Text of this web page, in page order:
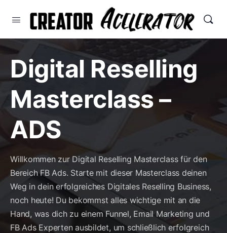
Digital Reselling
Masterclass –
ADS
Willkommen zur Digital Reselling Masterclass für den
Bereich FB Ads. Starte mit dieser Masterclass deinen
Weg in dein erfolgreiches Digitales Reselling Business,
noch heute! Du bekommst alles wichtige mit an die
Hand, was dich zu einem Funnel, Email Marketing und
FB Ads Experten ausbildet, um schließlich erfolgreich